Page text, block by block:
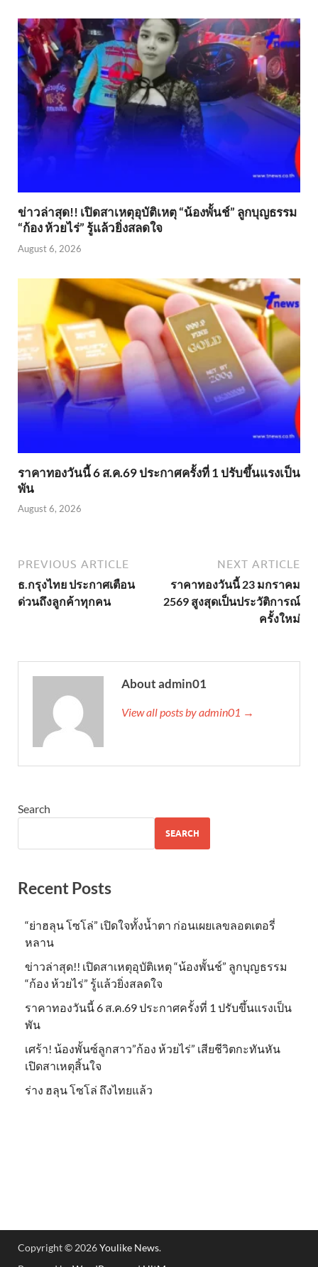
ข่าวล่าสุด!! เปิดสาเหตุอุบัติเหตุ “น้องพั้นช์” ลูกบุญธรรม
“ก้อง ห้วยไร่” รู้แล้วยิ่งสลดใจ
August 6, 2026
ราคาทองวันนี้ 6 ส.ค.69 ประกาศครั้งที่ 1 ปรับขึ้นแรงเป็น
พัน
August 6, 2026
PREVIOUS ARTICLE
ธ.กรุงไทย ประกาศเตือน
ด่วนถึงลูกค้าทุกคน
NEXT ARTICLE
ราคาทองวันนี้ 23 มกราคม
2569 สูงสุดเป็นประวัติการณ์
ครั้งใหม่
About admin01
View all posts by admin01 →
Search
SEARCH
Recent Posts
“ย่าฮลุน โซโล่” เปิดใจทั้งน้ำตา ก่อนเผยเลขลอตเตอรี่
หลาน
ข่าวล่าสุด!! เปิดสาเหตุอุบัติเหตุ “น้องพั้นช์” ลูกบุญธรรม
“ก้อง ห้วยไร่” รู้แล้วยิ่งสลดใจ
ราคาทองวันนี้ 6 ส.ค.69 ประกาศครั้งที่ 1 ปรับขึ้นแรงเป็น
พัน
เศร้า! น้องพั้นซ์ลูกสาว”ก้อง ห้วยไร่” เสียชีวิตกะทันหัน
เปิดสาเหตุสิ้นใจ
ร่าง ฮลุน โซโล่ ถึงไทยแล้ว
Copyright © 2026Youlike News.